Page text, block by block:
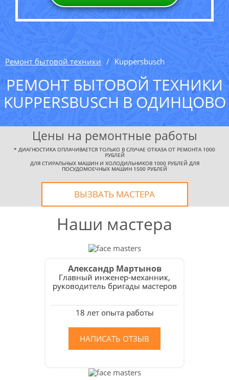
Ремонт бытовой техники Kuppersbusch
РЕМОНТ БЫТОВОЙ ТЕХНИКИ
KUPPERSBUSCH В ОДИНЦОВО
УЗНАТЬ СТОИМОСТЬ
РЕМОНТА
Выезд и диагностика
БЕСПЛАТНО *
* в случае ремонта
Цены на ремонтные работы
* ДИАГНОСТИКА ОПЛАЧИВАЕТСЯ ТОЛЬКО В СЛУЧАЕ ОТКАЗА ОТ РЕМОНТА 1000
РУБЛЕЙ
ДЛЯ СТИРАЛЬНЫХ МАШИН И ХОЛОДИЛЬНИКОВ 1000 РУБЛЕЙ ДЛЯ
ПОСУДОМОЕЧНЫХ МАШИН 1500 РУБЛЕЙ
ВЫЗВАТЬ МАСТЕРА
Наши мастера
Александр Мартынов
Главный инженер-механник,
руководитель бригады мастеров
18 лет опыта работы
НАПИСАТЬ ОТЗЫВ